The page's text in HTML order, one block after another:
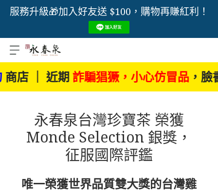
服務升級🎁加入好友送 $100，購物再賺紅利！
｜ 近期詐騙猖獗，小心仿冒品，臉書
永春泉台灣珍寶茶 榮獲
Monde Selection 銀獎，
征服國際評鑑
唯一榮獲世界品質雙大獎的台灣雞